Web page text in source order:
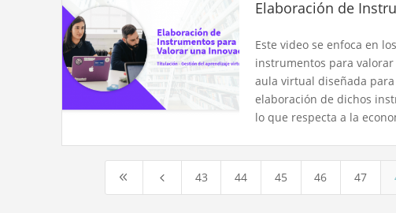
Elaboración de
Este video se enfoca en
instrumentos para
aula virtual diseñada
elaboración de dichos
lo que respecta a la
8 4 43 44 45 46 47